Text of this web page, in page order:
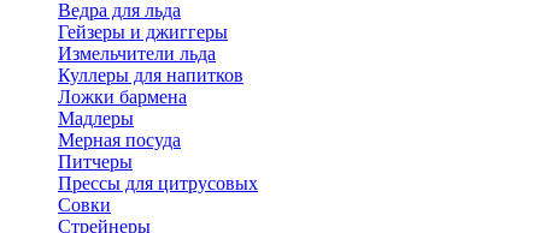
Ведра для льда
Гейзеры и джиггеры
Измельчители льда
Куллеры для напитков
Ложки бармена
Мадлеры
Мерная посуда
Питчеры
Прессы для цитрусовых
Совки
Стрейнеры